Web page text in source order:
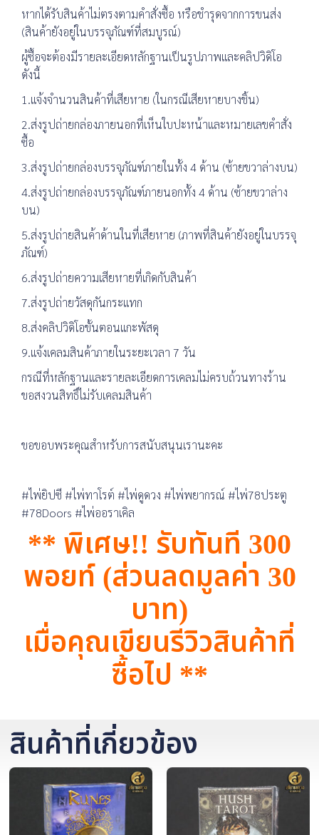
หากได้รับสินค้าไม่ตรงตามคำสั่งซื้อ หรือชำรุดจากการขนส่ง
(สินค้ายังอยู่ในบรรจุภัณฑ์ที่สมบูรณ์)
ผู้ซื้อจะต้องมีรายละเอียดหลักฐานเป็นรูปภาพและคลิปวิดิโอ
ดังนี้
1.แจ้งจำนวนสินค้าที่เสียหาย (ในกรณีเสียหายบางชิ้น)
2.ส่งรูปถ่ายกล่องภายนอกที่เห็นใบปะหน้าและหมายเลขคำสั่ง
ซื้อ
3.ส่งรูปถ่ายกล่องบรรจุภัณฑ์ภายในทั้ง 4 ด้าน (ซ้ายขวาล่างบน)
4.ส่งรูปถ่ายกล่องบรรจุภัณฑ์ภายนอกทั้ง 4 ด้าน (ซ้ายขวาล่าง
บน)
5.ส่งรูปถ่ายสินค้าด้านในที่เสียหาย (ภาพที่สินค้ายังอยู่ในบรรจุ
ภัณฑ์)
6.ส่งรูปถ่ายความเสียหายที่เกิดกับสินค้า
7.ส่งรูปถ่ายวัสดุกันกระแทก
8.ส่งคลิปวิดิโอขั้นตอนแกะพัสดุ
9.แจ้งเคลมสินค้าภายในระยะเวลา 7 วัน
กรณีที่หลักฐานและรายละเอียดการเคลมไม่ครบถ้วนทางร้าน
ขอสงวนสิทธิ์ไม่รับเคลมสินค้า
ขอขอบพระคุณสำหรับการสนับสนุนเรานะคะ
#ไพ่ยิปซี #ไพ่ทาโรต์ #ไพ่ดูดวง #ไพ่พยากรณ์ #ไพ่78ประตู
#78Doors #ไพ่ออราเคิล
** พิเศษ!! รับทันที 300
พอยท์ (ส่วนลดมูลค่า 30
บาท)
เมื่อคุณเขียนรีวิวสินค้าที่
ซื้อไป **
สินค้าที่เกี่ยวข้อง